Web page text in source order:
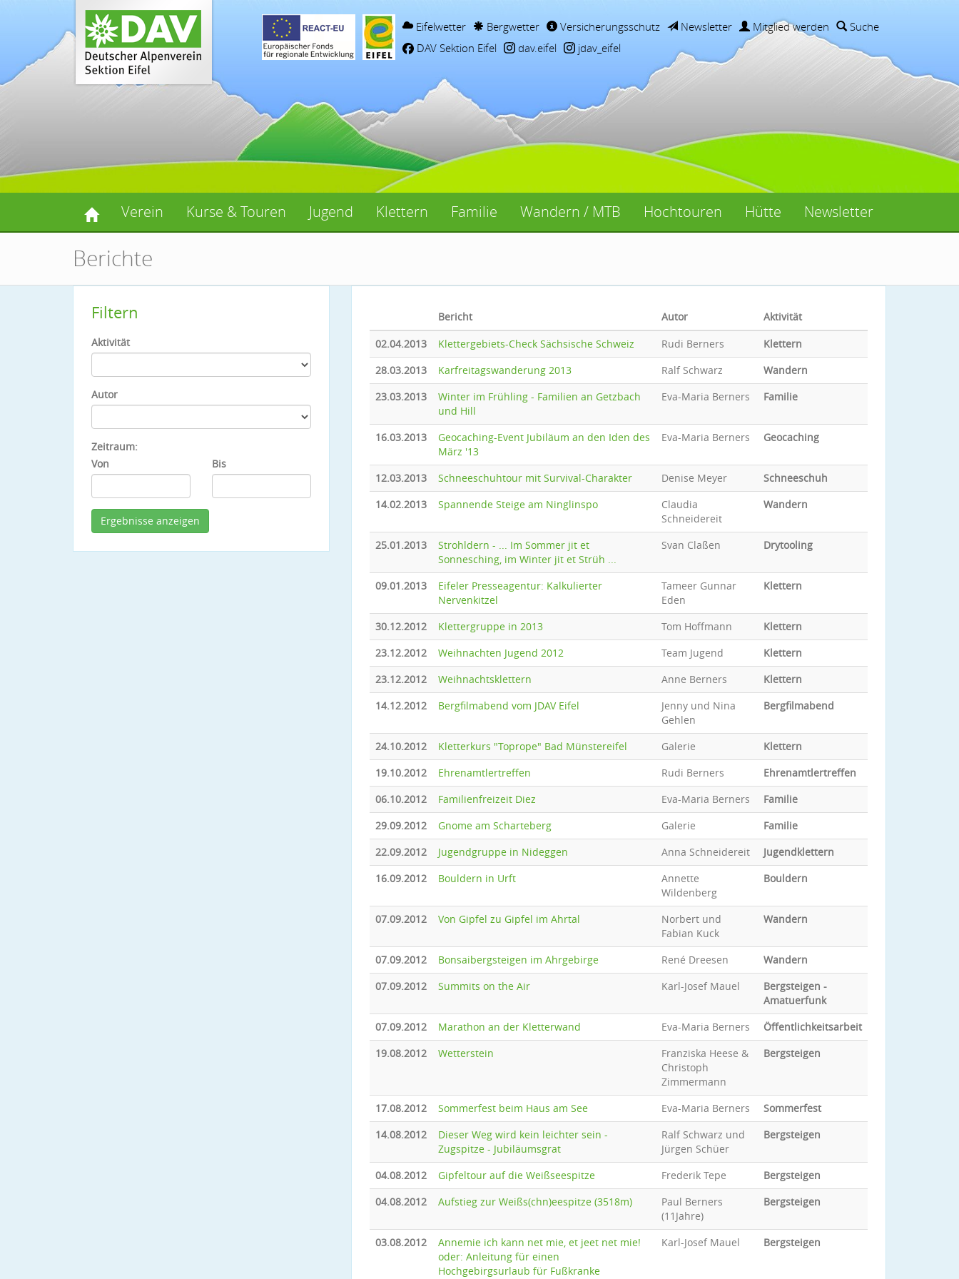
Eifelwetter Bergwetter Versicherungsschutz Newsletter Mitglied werden
Suche
DAV Sektion Eifel
dav.eifel jdav_eifel
Verein Kurse & Touren Jugend Klettern Familie Wandern / MTB Hochtouren Hütte Newsletter
Berichte
Filtern
Aktivität
Autor
Zeitraum:
Von
Bis
Bericht Autor
Aktivität
02.04.2013
Klettergebiets-Check Sächsische Schweiz Rudi Berners
Klettern
28.03.2013
Karfreitagswanderung 2013 Ralf Schwarz
Wandern
23.03.2013
Winter im Frühling - Familien an Getzbach
und Hill
Eva-Maria Berners Familie
16.03.2013
Geocaching-Event Jubiläum an den Iden des
März '13
Eva-Maria Berners Geocaching
12.03.2013 Schneeschuhtour mit Survival-Charakter Denise Meyer
Schneeschuh
14.02.2013
Spannende Steige am Ninglinspo
Claudia
Schneidereit
Wandern
25.01.2013
Strohldern - ... Im Sommer jit et
Sonnesching, im Winter jit et Strüh ...
Svan Claßen Drytooling
09.01.2013
Eifeler Presseagentur: Kalkulierter
Nervenkitzel
Tameer Gunnar
Eden
Klettern
30.12.2012 Klettergruppe in 2013 Tom Hoffmann
Klettern
23.12.2012
Weihnachten Jugend 2012 Team Jugend
Klettern
23.12.2012
Weihnachtsklettern Anne Berners
Klettern
14.12.2012
Bergfilmabend vom JDAV Eifel
Jenny und Nina
Gehlen
Bergfilmabend
24.10.2012 Kletterkurs "Toprope" Bad Münstereifel Galerie
Klettern
19.10.2012
Ehrenamtlertreffen Rudi Berners
Ehrenamtlertreffen
06.10.2012
Familienfreizeit Diez Eva-Maria Berners
Familie
29.09.2012
Gnome am Scharteberg Galerie
Familie
22.09.2012
Jugendgruppe in Nideggen Anna Schneidereit
Jugendklettern
16.09.2012
Bouldern in Urft
Annette
Wildenberg
Bouldern
07.09.2012 Von Gipfel zu Gipfel im Ahrtal
Norbert und
Fabian Kuck
Wandern
07.09.2012 Bonsaibergsteigen im Ahrgebirge René Dreesen
Wandern
07.09.2012
Summits on the Air Karl-Josef Mauel
Bergsteigen -
Amatuerfunk
07.09.2012
Marathon an der Kletterwand Eva-Maria Berners
Öffentlichkeitsarbeit
19.08.2012
Wetterstein
Franziska Heese &
Christoph
Zimmermann
Bergsteigen
17.08.2012 Sommerfest beim Haus am See Eva-Maria Berners
Sommerfest
14.08.2012
Dieser Weg wird kein leichter sein -
Zugspitze - Jubiläumsgrat
Ralf Schwarz und
Jürgen Schüer
Bergsteigen
04.08.2012 Gipfeltour auf die Weißseespitze Frederik Tepe
Bergsteigen
04.08.2012
Aufstieg zur Weißs(chn)eespitze (3518m)
Paul Berners
(11Jahre)
Bergsteigen
03.08.2012
Annemie ich kann net mie, et jeet net mie!
oder: Anleitung für einen
Hochgebirgsurlaub für Fußkranke
Karl-Josef Mauel Bergsteigen